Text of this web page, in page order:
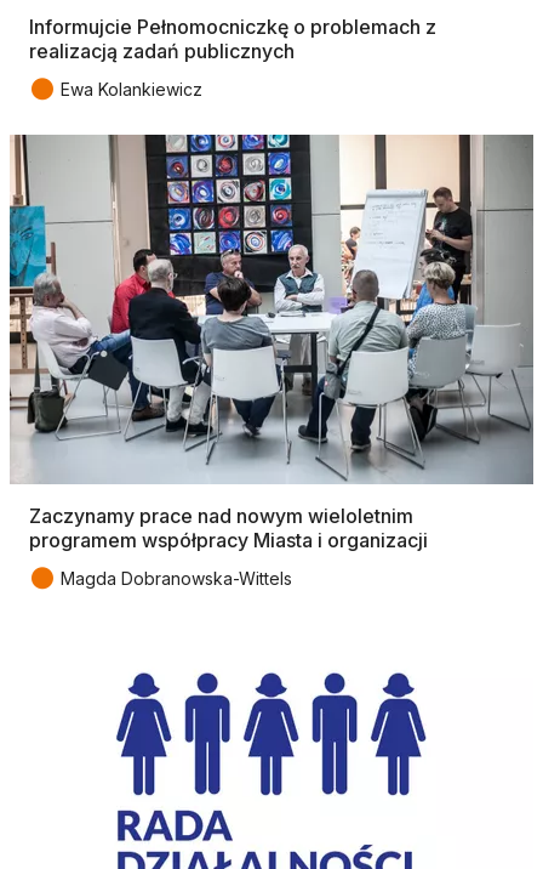
Informujcie Pełnomocniczkę o problemach z
realizacją zadań publicznych
● Ewa Kolankiewicz
Zaczynamy prace nad nowym wieloletnim
programem współpracy Miasta i organizacji
● Magda Dobranowska-Wittels